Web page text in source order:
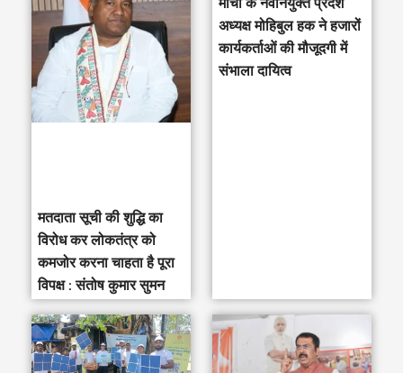
मतदाता सूची की शुद्धि का
विरोध कर लोकतंत्र को
कमजोर करना चाहता है पूरा
विपक्ष : संतोष कुमार सुमन
अध्यक्ष मोहिबुल हक ने हजारों
कार्यकर्ताओं की मौजूदगी में
संभाला दायित्व